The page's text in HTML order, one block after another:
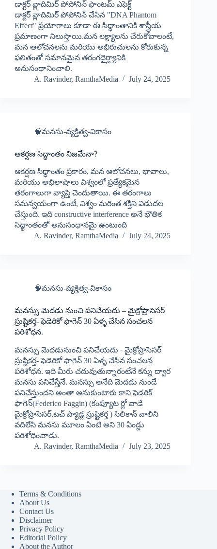
డాక్టర్ వ్లాదిమిర్ పోపోనిన్ ఫాంటమ్ ఎఫెక్ట్
డాక్టర్ వ్లాదిమిర్ పోపోనిన్ చేసిన "DNA Phantom
Effect" ప్రయోగాలు కూడా ఈ సిద్ధాంతానికి శాస్త్రీయ
ప్రమాణంగా నిలుస్తాయి.మన లక్ష్యాలను చేరుకోవాలంటే,
మన ఆలోచనలను మరియు అభిరుచులను కోరుకున్న
ఫలితంతో సమానమైన తరంగదైర్ఘ్యానికి
అనుసంధానించాలి.
A. Ravinder, RamthaMedia
July 24, 2025
🧠మనసు-వ్యక్తిత్వ-వికాసం
ఆకర్షణ సిద్ధాంతం నిజమేనా?
ఆకర్షణ సిధ్ధాంతం ప్రకారం, మన ఆలోచనలు, భావాలు,
మరియు అభిలాషాలు విశ్వంలో ప్రత్యేకమైన
తరంగాలుగా వ్యాప్తి చెందుతాయి. ఈ తరంగాలు
సమన్వయంగా ఉంటే, విశ్వం మరింత శక్తిని విడుదల
చేస్తుంది. ఇది constructive interference అనే భౌతిక
సిధ్ధాంతంతో అనుసంధానమై ఉంటుంది
A. Ravinder, RamthaMedia
July 24, 2025
🧠మనసు-వ్యక్తిత్వ-వికాసం
మనస్సు మెదడు నుంచి పనిచేయదు – మైక్రోప్రాసెసర్
స్రుష్టికర్త- ఫెడెరికో ఫాగెన్ 30 ఏళ్ళ చేసిన సంచలన
పరిశోధన.
మనస్సు మెదడునుంచి పనిచేయదు - మైక్రోప్రాసెసర్
స్రుష్టికర్త- ఫెడెరికో ఫాగెన్ 30 ఏళ్ళ చేసిన సంచలన
పరిశోధన. ఇది మీరు చదువుతున్నారంటేనే కన్ను ద్వార
మనసు పనిచేస్తేనే. మనస్సు అనేది మెదడు నుండే
పనిచేస్తుందని అంతా అనుకుంటారు కాని ఫెడరిక్
ఫాగెన్(Federico Faggin) (కంప్యూట ర్లో వాడే
మైక్రోప్రాసెసర్,టచ్ ప్యాడ్ల స్రుష్టికర్త ) సిలికాన్ వాలిని
వదిలేసి మనసు మూలం ఏంటి అని 30 ఏండ్డు
పరిశోధించాడు.
A. Ravinder, RamthaMedia
July 23, 2025
Terms & Conditions
About Us
Contact Us
Disclaimer
Privacy Policy
Editorial Policy
About the Author